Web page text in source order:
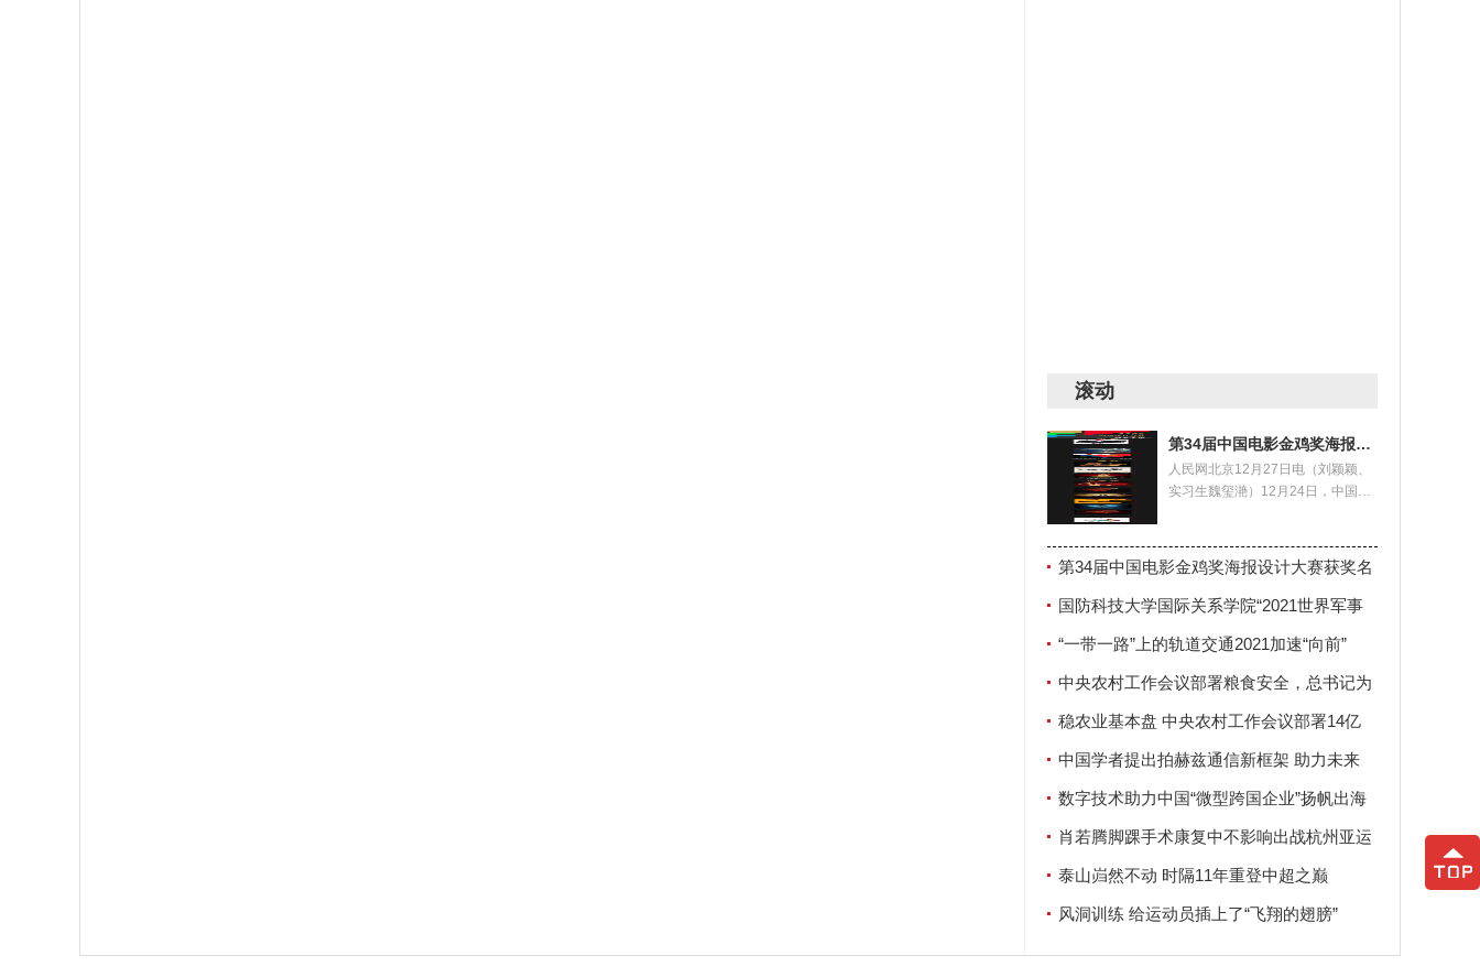
滚动
第34届中国电影金鸡奖海报设计大赛获奖名单揭晓
人民网北京12月27日电（刘颖颖、
实习生魏玺滟）12月24日，中国电
第34届中国电影金鸡奖海报设计大赛获奖名
单揭晓
国防科技大学国际关系学院“2021世界军事
安全论坛”在南京举行
“一带一路”上的轨道交通2021加速“向前”
中央农村工作会议部署粮食安全，总书记为
何强调这两个字？
稳农业基本盘 中央农村工作会议部署14亿
人“饭碗”大事
中国学者提出拍赫兹通信新框架 助力未来
6G发展
数字技术助力中国“微型跨国企业”扬帆出海
肖若腾脚踝手术康复中不影响出战杭州亚运
会泰山岿然不动 时隔11年重登中超之巅
风洞训练 给运动员插上了“飞翔的翅膀”